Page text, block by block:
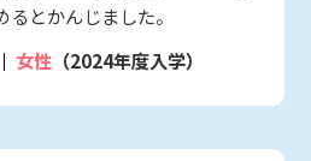
とかんじました。
女性 （2024年度入学）